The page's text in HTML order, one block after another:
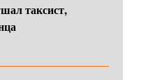
таксист,